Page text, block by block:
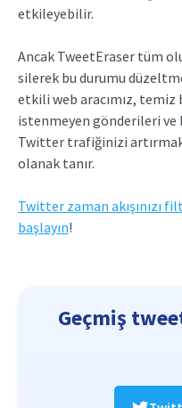
etkileyebilir.
Ancak TweetEraser tüm
silerek bu durumu
etkili web aracımız,
istenmeyen gönderileri
Twitter trafiğinizi artırmak
olanak tanır.
Twitter zaman akışınızı
başlayın!
Geçmiş